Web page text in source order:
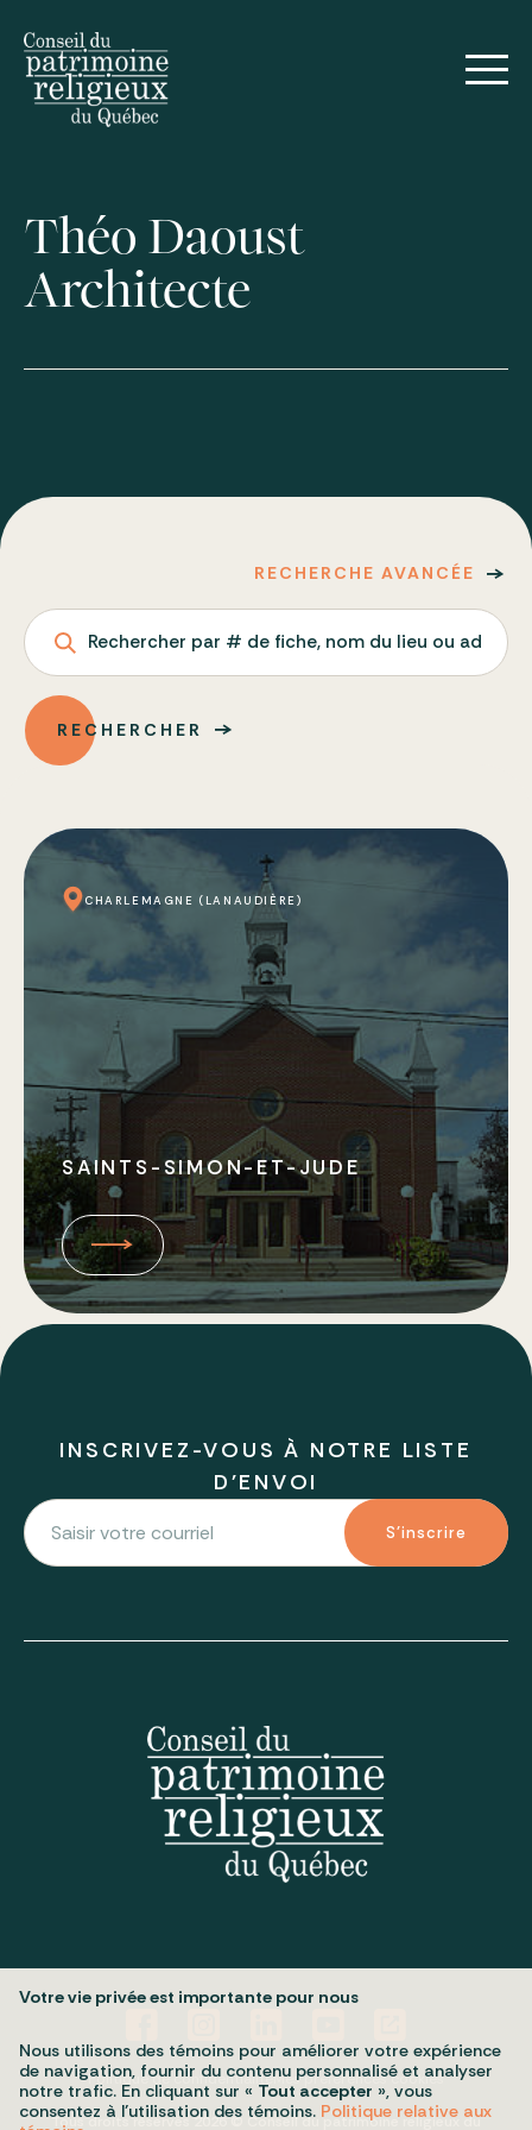
Théo Daoust
Architecte
RECHERCHE AVANCÉE
Rechercher par # de fiche, nom du lieu ou adresse
RECHERCHER
CHARLEMAGNE (LANAUDIÈRE)
SAINTS-SIMON-ET-JUDE
INSCRIVEZ-VOUS À NOTRE LISTE
D'ENVOI
S'inscrire
Politique de confidentialitéMes préférences cookies
Tous droits réservés 2026 © Conseil du patrimoine religieux du
Votre vie privée est importante pour nous
Nous utilisons des témoins pour améliorer votre expérience
de navigation, fournir du contenu personnalisé et analyser
notre trafic. En cliquant sur « Tout accepter », vous
consentez à l’utilisation des témoins. Politique relative aux